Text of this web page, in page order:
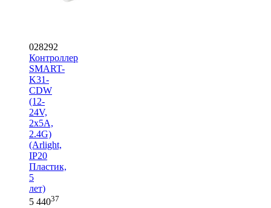
028292
Контроллер
SMART-
K31-
CDW
(12-
24V,
2x5A,
2.4G)
(Arlight,
IP20
Пластик,
5
лет)
5 44037